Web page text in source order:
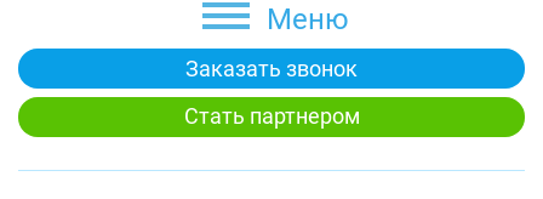
Меню
Заказать звонок
Стать партнером